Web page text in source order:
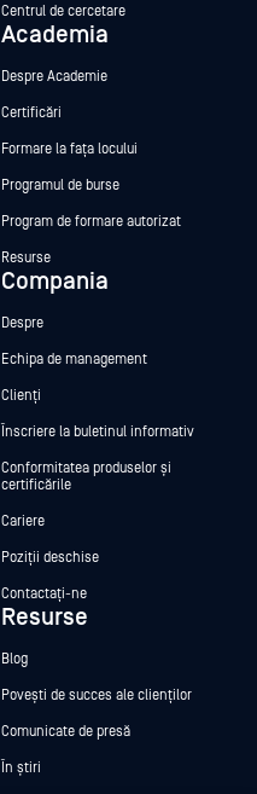
Centrul de cercetare
Academia
Despre Academie
Certificări
Formare la fața locului
Programul de burse
Program de formare autorizat
Resurse
Compania
Despre
Echipa de management
Clienți
Înscriere la buletinul informativ
Conformitatea produselor și
certificările
Cariere
Poziții deschise
Contactați-ne
Resurse
Blog
Povești de succes ale clienților
Comunicate de presă
În știri